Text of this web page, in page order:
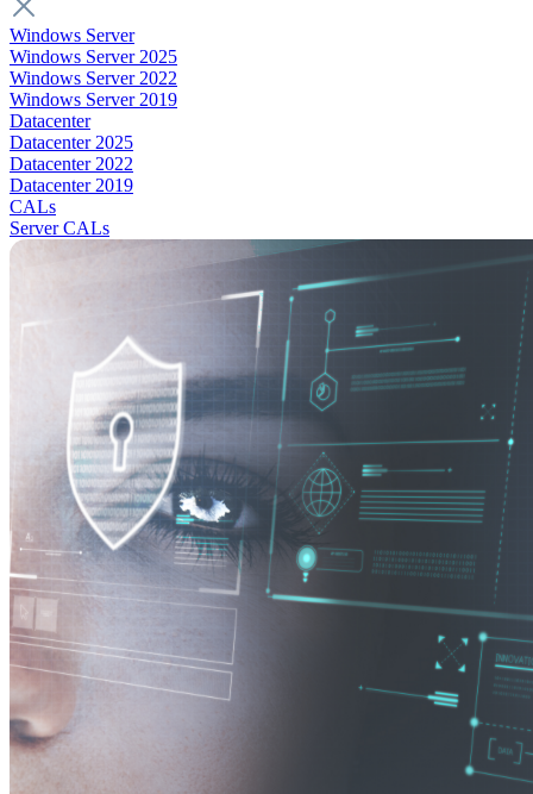
Windows Server
Windows Server 2025
Windows Server 2022
Windows Server 2019
Datacenter
Datacenter 2025
Datacenter 2022
Datacenter 2019
CALs
Server CALs